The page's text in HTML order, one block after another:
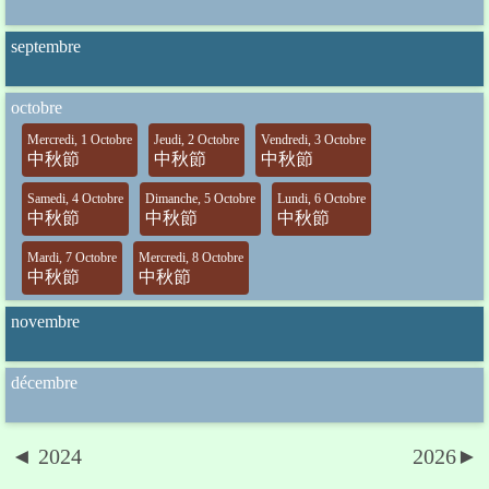
septembre
octobre
Mercredi, 1 Octobre
中秋節
Jeudi, 2 Octobre
中秋節
Vendredi, 3 Octobre
中秋節
Samedi, 4 Octobre
中秋節
Dimanche, 5 Octobre
中秋節
Lundi, 6 Octobre
中秋節
Mardi, 7 Octobre
中秋節
Mercredi, 8 Octobre
中秋節
novembre
décembre
◄ 2024 2026►